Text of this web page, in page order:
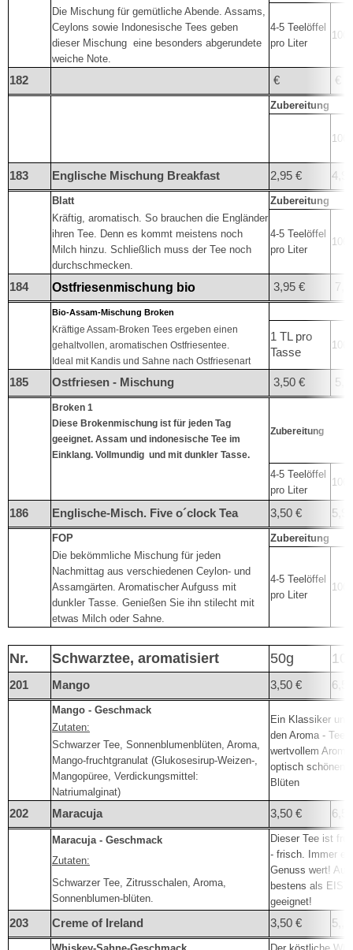
Die Mischung für gemütliche Abende. Assams,
Ceylons sowie Indonesische Tees geben
dieser Mischung eine besonders abgerundete
weiche Note.
4-5 Teelöffel
pro Liter
182 € €
Zubereitung
183 Englische Mischung Breakfast 2,95 €
Blatt
Zubereitung
Kräftig, aromatisch. So brauchen die Engländer
ihren Tee. Denn es kommt meistens noch
Milch hinzu. Schließlich muss der Tee noch
durchschmecken.
4-5 Teelöffel
pro Liter
184 Ostfriesenmischung bio 3,95 €
Bio-Assam-Mischung Broken
Kräftige Assam-Broken Tees ergeben einen
gehaltvollen, aromatischen Ostfriesentee.
Ideal mit Kandis und Sahne nach Ostfriesenart
1 TL pro
Tasse
185 Ostfriesen - Mischung 3,50 €
Broken 1
Diese Brokenmischung ist für jeden Tag
geeignet. Assam und indonesische Tee im
Einklang. Vollmundig und mit dunkler Tasse.
Zubereitung
4-5 Teelöffel
pro Liter
186 Englische-Misch. Five o´clock Tea 3,50 €
FOP
Zubereitung
Die bekömmliche Mischung für jeden
Nachmittag aus verschiedenen Ceylon- und
Assamgärten. Aromatischer Aufguss mit
dunkler Tasse. Genießen Sie ihn stilecht mit
etwas Milch oder Sahne.
4-5 Teelöffel
pro Liter
Nr. Schwarztee, aromatisiert 50g
201 Mango 3,50 €
Mango - Geschmack
Ein Klassiker
den Aroma -
wertvollem
optisch schönen
Blüten
Zutaten:
Schwarzer Tee, Sonnenblumenblüten, Aroma,
Mango-fruchtgranulat (Glukosesirup-Weizen-,
Mangopüree, Verdickungsmittel:
Natriumalginat)
202 Maracuja 3,50 €
Maracuja - Geschmack
Dieser Tee ist
- frisch. Immer
Genuss wert!
bestens als
geeignet!
Zutaten:
Schwarzer Tee, Zitrusschalen, Aroma,
Sonnenblumen-blüten.
203 Creme of Ireland 3,50 €